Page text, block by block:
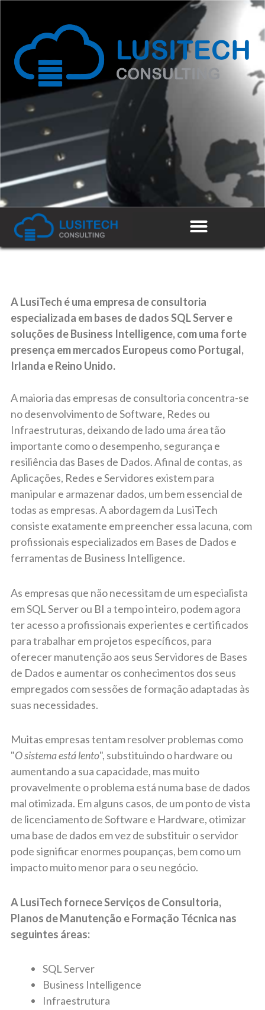
A LusiTech é uma empresa de consultoria
especializada em bases de dados SQL Server e
soluções de Business Intelligence, com uma forte
presença em mercados Europeus como Portugal,
Irlanda e Reino Unido.
A maioria das empresas de consultoria concentra-se
no desenvolvimento de Software, Redes ou
Infraestruturas, deixando de lado uma área tão
importante como o desempenho, segurança e
resiliência das Bases de Dados. Afinal de contas, as
Aplicações, Redes e Servidores existem para
manipular e armazenar dados, um bem essencial de
todas as empresas. A abordagem da LusiTech
consiste exatamente em preencher essa lacuna, com
profissionais especializados em Bases de Dados e
ferramentas de Business Intelligence.
As empresas que não necessitam de um especialista
em SQL Server ou BI a tempo inteiro, podem agora
ter acesso a profissionais experientes e certificados
para trabalhar em projetos específicos, para
oferecer manutenção aos seus Servidores de Bases
de Dados e aumentar os conhecimentos dos seus
empregados com sessões de formação adaptadas às
suas necessidades.
Muitas empresas tentam resolver problemas como
"O sistema está lento", substituindo o hardware ou
aumentando a sua capacidade, mas muito
provavelmente o problema está numa base de dados
mal otimizada. Em alguns casos, de um ponto de vista
de licenciamento de Software e Hardware, otimizar
uma base de dados em vez de substituir o servidor
pode significar enormes poupanças, bem como um
impacto muito menor para o seu negócio.
A LusiTech fornece Serviços de Consultoria,
Planos de Manutenção e Formação Técnica nas
seguintes áreas:
SQL Server
Business Intelligence
Infraestrutura